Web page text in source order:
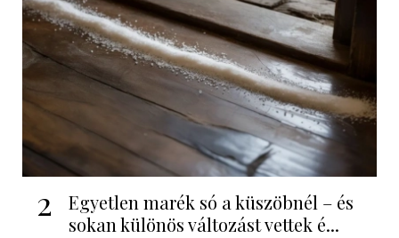
2
Egyetlen marék só a küszöbnél – és
sokan különös változást vettek é...